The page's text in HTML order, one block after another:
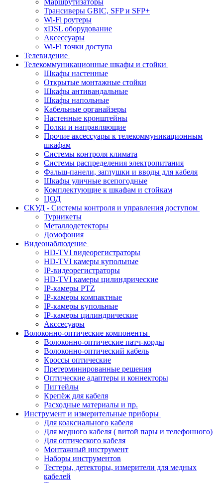
Маршрутизаторы
Трансиверы GBIC, SFP и SFP+
Wi-Fi роутеры
xDSL оборудование
Аксессуары
Wi-Fi точки доступа
Телевидение
Телекоммуникационные шкафы и стойки
Шкафы настенные
Открытые монтажные стойки
Шкафы антивандальные
Шкафы напольные
Кабельные органайзеры
Настенные кронштейны
Полки и направляющие
Прочие аксессуары к телекоммуникационным
шкафам
Системы контроля климата
Системы распределения электропитания
Фальш-панели, заглушки и вводы для кабеля
Шкафы уличные всепогодные
Комплектующие к шкафам и стойкам
ЦОД
СКУД - Системы контроля и управления доступом
Турникеты
Металлодетекторы
Домофония
Видеонаблюдение
HD-TVI видеорегистраторы
HD-TVI камеры купольные
IP-видеорегистраторы
HD-TVI камеры цилиндрические
IP-камеры PTZ
IP-камеры компактные
IP-камеры купольные
IP-камеры цилиндрические
Акссесуары
Волоконно-оптические компоненты
Волоконно-оптические патч-корды
Волоконно-оптический кабель
Кроссы оптические
Претерминированные решения
Оптические адаптеры и коннекторы
Пигтейлы
Крепёж для кабеля
Расходные материалы и пр.
Инструмент и измерительные приборы
Для коаксиального кабеля
Для медного кабеля ( витой пары и телефонного)
Для оптического кабеля
Монтажный инструмент
Наборы инструментов
Тестеры, детекторы, измерители для медных
кабелей